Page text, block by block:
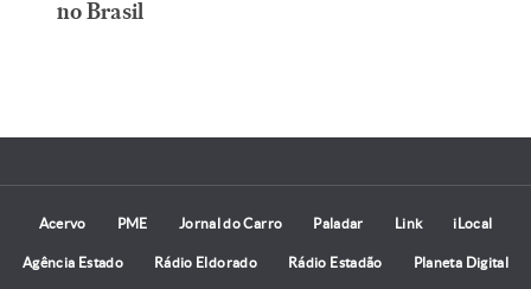
no Brasil
Acervo PME Jornal do Carro Paladar Link iLocal
Agência Estado Rádio Eldorado Rádio Estadão Planeta Digital